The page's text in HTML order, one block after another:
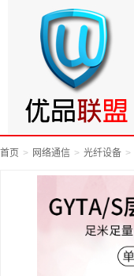
首页 网络通信 光纤设备